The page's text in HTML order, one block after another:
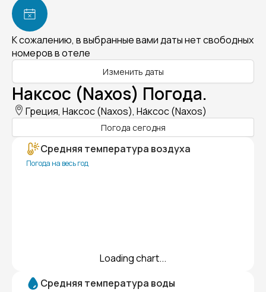
К сожалению, в выбранные вами даты нет свободных
номеров в отеле
Изменить даты
Наксос (Naxos) Погода.
Греция, Наксос (Naxos), На́ксос (Naxos)
Погода сегодня
Средняя температура воздуха
Погода на весь год
Loading chart...
Средняя температура воды